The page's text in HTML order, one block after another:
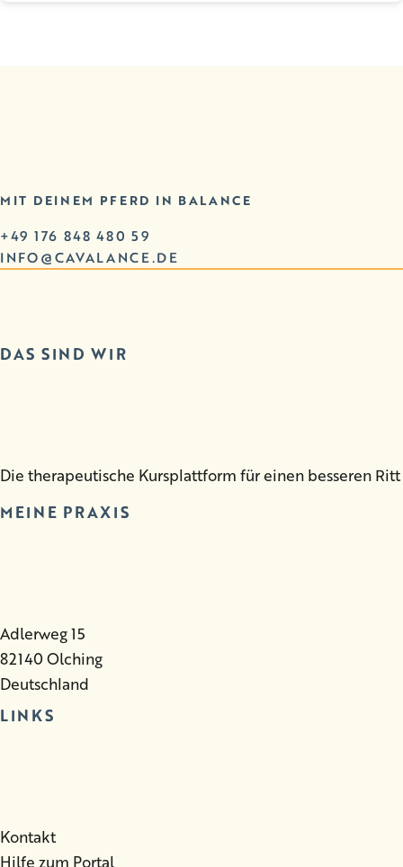
MIT DEINEM PFERD IN BALANCE
+49 176 848 480 59
INFO@CAVALANCE.DE
DAS SIND WIR
Die therapeutische Kursplattform für einen besseren Ritt
MEINE PRAXIS
Adlerweg 15
82140 Olching
Deutschland
LINKS
Kontakt
Hilfe zum Portal